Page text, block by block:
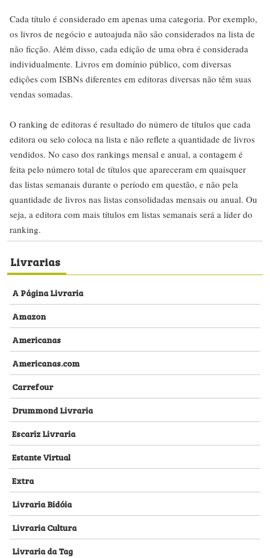
Cada título é considerado em apenas uma categoria. Por exemplo,
os livros de negócio e autoajuda não são considerados na lista de
não ficção. Além disso, cada edição de uma obra é considerada
individualmente. Livros em domínio público, com diversas
edições com ISBNs diferentes em editoras diversas não têm suas
vendas somadas.
O ranking de editoras é resultado do número de títulos que cada
editora ou selo coloca na lista e não reflete a quantidade de livros
vendidos. No caso dos rankings mensal e anual, a contagem é
feita pelo número total de títulos que apareceram em quaisquer
das listas semanais durante o período em questão, e não pela
quantidade de livros nas listas consolidadas mensais ou anual. Ou
seja, a editora com mais títulos em listas semanais será a líder do
ranking.
Livrarias
A Página Livraria
Amazon
Americanas
Americanas.com
Carrefour
Drummond Livraria
Escariz Livraria
Estante Virtual
Extra
Livraria Bidóia
Livraria Cultura
Livraria da Tag